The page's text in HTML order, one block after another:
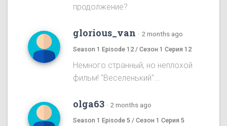
продолжение?
glorious_van · 2 months ago
Season 1 Episode 12 / Сезон 1 Серия 12
Немного странный, но неплохой
фильм! "Веселенький"...
olga63 · 2 months ago
Season 1 Episode 5 / Сезон 1 Серия 5